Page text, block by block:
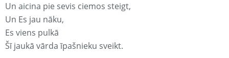
Un aicina pie sevis ciemos steigt,
Un Es jau nāku,
Es viens pulkā
Šī jaukā vārda īpašnieku sveikt.